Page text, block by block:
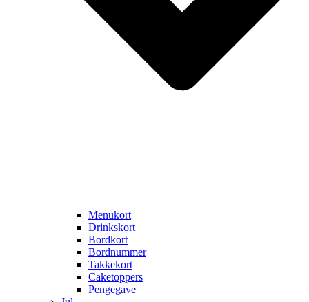
Menukort
Drinkskort
Bordkort
Bordnummer
Takkekort
Caketoppers
Pengegave